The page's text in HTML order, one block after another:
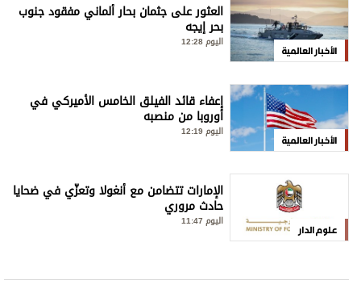
الأخبار العالمية
العثور على جثمان بحار ألماني مفقود جنوب
بحر إيجه
اليوم 12:28
الأخبار العالمية
إعفاء قائد الفيلق الخامس الأميركي في
أوروبا من منصبه
اليوم 12:19
علوم الدار
الإمارات تتضامن مع أنغولا وتعزّي في ضحايا
حادث مروري
اليوم 11:47